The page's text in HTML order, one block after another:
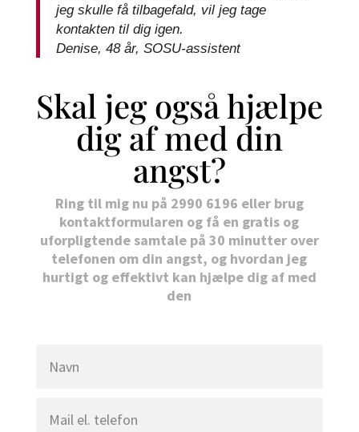
jeg skulle få tilbagefald, vil jeg tage
kontakten til dig igen.
Denise, 48 år, SOSU-assistent
Skal jeg også hjælpe
dig af med din
angst?
Ring til mig nu på 2990 6196 eller brug
kontaktformularen og få en gratis og
uforpligtende samtale på 30 minutter over
telefonen om din angst, og hvordan jeg
hurtigt og effektivt kan hjælpe dig af med
den